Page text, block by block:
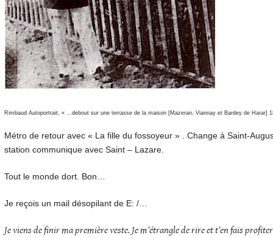
Rimbaud Autoportrait, « …debout sur une terrasse de la maison [Mazeran, Viannay et Bardey de Harar]
Métro de retour avec « La fille du fossoyeur » . Change à Saint-
station communique avec Saint – Lazare.
Tout le monde dort. Bon…
Je reçois un mail désopilant de E: /…
Je viens de finir ma première veste. Je m’étrangle de rire et t’en fais